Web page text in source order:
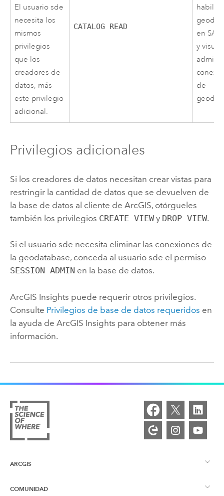
El usuario sde
necesita los
mismos
privilegios
que los
creadores de
datos, más
este privilegio
adicional.
CATALOG READ
en
y
de
Privilegios adicionales
Si los creadores de datos necesitan crear vistas para
restringir la cantidad de datos que se devuelven de
la base de datos al cliente de ArcGIS, otórgueles
también los privilegios CREATE VIEWy DROP VIEW.
Si el usuario sde necesita eliminar las conexiones de
la geodatabase, conceda al usuario sde el permiso
SESSION ADMIN en la base de datos.
ArcGIS Insights puede requerir otros privilegios.
Consulte Privilegios de base de datos requeridos en
la ayuda de ArcGIS Insights para obtener más
información.
ARCGIS
Descripción general de ArcGIS
COMUNIDAD